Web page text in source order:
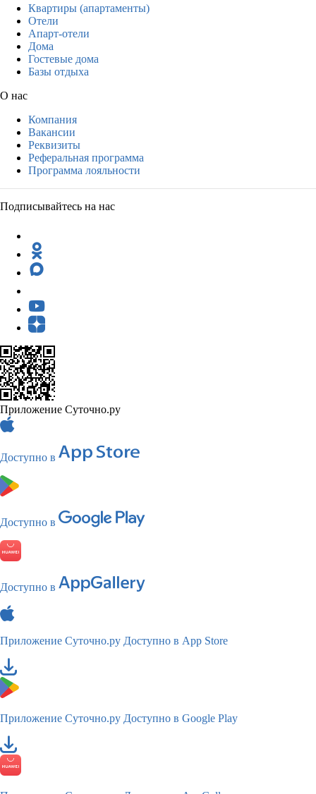
Квартиры (апартаменты)
Отели
Апарт-отели
Дома
Гостевые дома
Базы отдыха
О нас
Компания
Вакансии
Реквизиты
Реферальная программа
Программа лояльности
Подписывайтесь на нас
Приложение Суточно.ру
Доступно в
Доступно в
Доступно в
Приложение Суточно.ру Доступно в App Store
Приложение Суточно.ру Доступно в Google Play